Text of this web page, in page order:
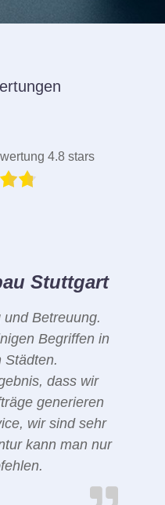
4.8 stars
Stuttgart
Betreuung.
Begriffen in
Städten.
dass wir
generieren
wir sind sehr
kann man nur